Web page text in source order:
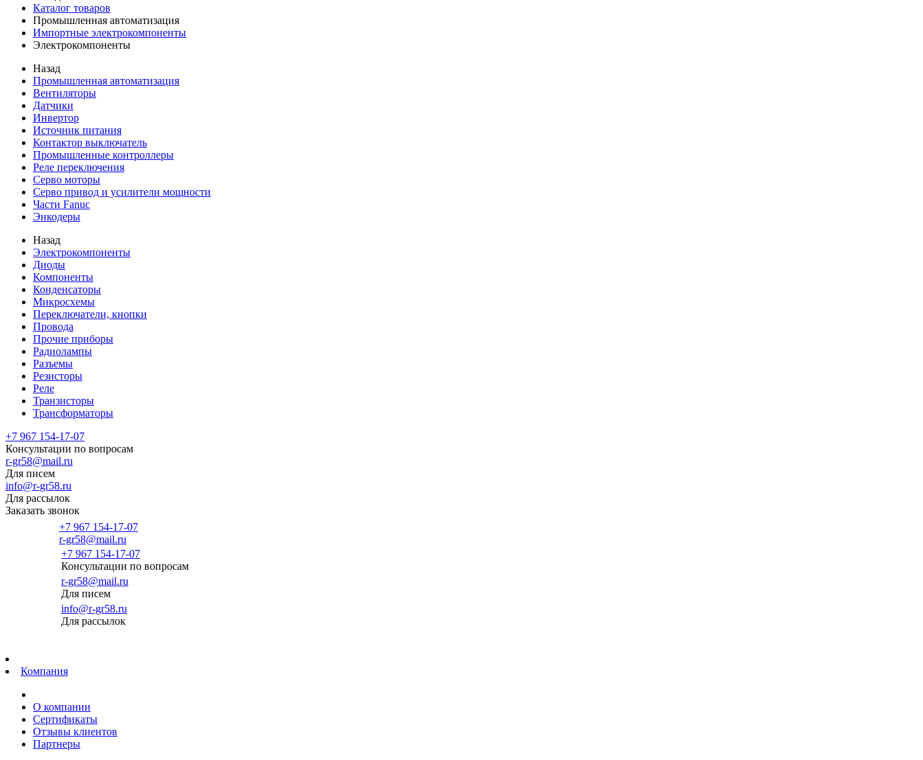
Каталог товаров
Промышленная автоматизация
Импортные электрокомпоненты
Электрокомпоненты
Назад
Промышленная автоматизация
Вентиляторы
Датчики
Инвертор
Источник питания
Контактор выключатель
Промышленные контроллеры
Реле переключения
Серво моторы
Серво привод и усилители мощности
Части Fanuc
Энкодеры
Назад
Электрокомпоненты
Диоды
Компоненты
Конденсаторы
Микросхемы
Переключатели, кнопки
Провода
Прочие приборы
Радиолампы
Разъемы
Резисторы
Реле
Транзисторы
Трансформаторы
+7 967 154-17-07
Консультации по вопросам
r-gr58@mail.ru
Для писем
info@r-gr58.ru
Для рассылок
Заказать звонок
+7 967 154-17-07
r-gr58@mail.ru
+7 967 154-17-07
Консультации по вопросам
r-gr58@mail.ru
Для писем
info@r-gr58.ru
Для рассылок
Компания
О компании
Сертификаты
Отзывы клиентов
Партнеры